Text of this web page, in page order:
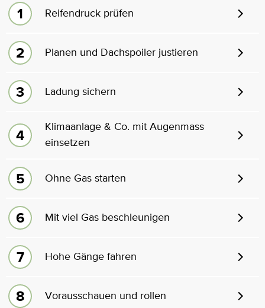
Reifendruck prüfen
Planen und Dachspoiler justieren
Ladung sichern
Klimaanlage & Co. mit Augenmass
einsetzen
Ohne Gas starten
Mit viel Gas beschleunigen
Hohe Gänge fahren
Vorausschauen und rollen